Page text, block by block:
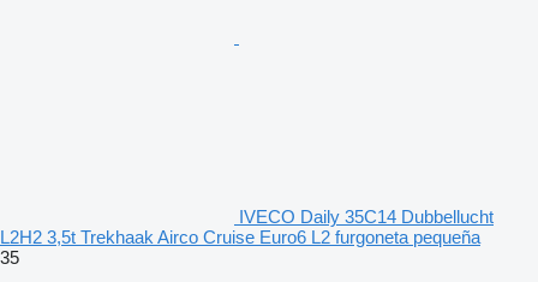
IVECO Daily 35C14 Dubbellucht
L2H2 3,5t Trekhaak Airco Cruise Euro6 L2 furgoneta pequeña
35